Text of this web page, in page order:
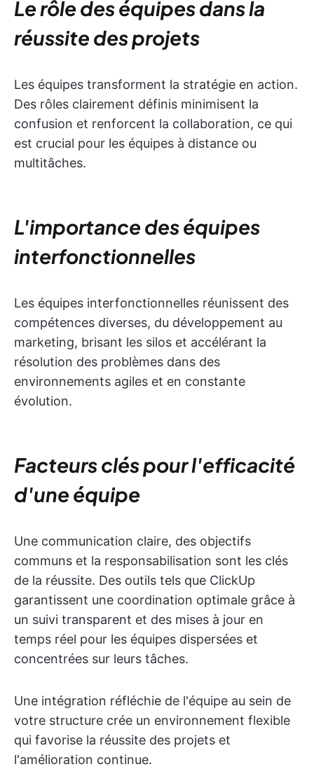
Le rôle des équipes dans la
réussite des projets
Les équipes transforment la stratégie en action.
Des rôles clairement définis minimisent la
confusion et renforcent la collaboration, ce qui
est crucial pour les équipes à distance ou
multitâches.
L'importance des équipes
interfonctionnelles
Les équipes interfonctionnelles réunissent des
compétences diverses, du développement au
marketing, brisant les silos et accélérant la
résolution des problèmes dans des
environnements agiles et en constante
évolution.
Facteurs clés pour l'efficacité
d'une équipe
Une communication claire, des objectifs
communs et la responsabilisation sont les clés
de la réussite. Des outils tels que ClickUp
garantissent une coordination optimale grâce à
un suivi transparent et des mises à jour en
temps réel pour les équipes dispersées et
concentrées sur leurs tâches.
Une intégration réfléchie de l'équipe au sein de
votre structure crée un environnement flexible
qui favorise la réussite des projets et
l'amélioration continue.